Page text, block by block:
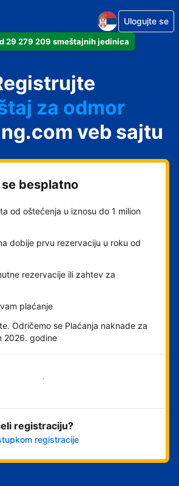
29 279 209 smeštajnih jedinica
Ulogujte se
hotel
za odmor
pansion
hostel
veb sajtu
besplatno
od oštećenja u iznosu do 1 milion
dobije prvu rezervaciju u roku od
rezervacije ili zahtev za
plaćanje
Odričemo se Plaćanja naknade za
2026. godine
Počnite odmah
registraciju?
registracije